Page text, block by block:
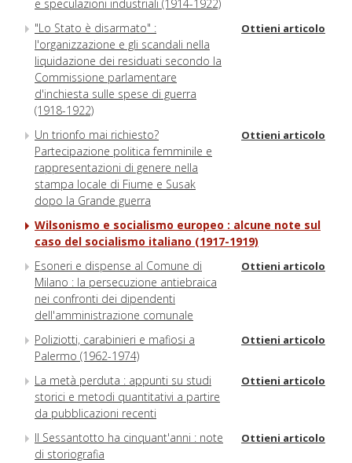
e speculazioni industriali (1914-1922)
"Lo Stato è disarmato" :
l'organizzazione e gli scandali nella
liquidazione dei residuati secondo la
Commissione parlamentare
d'inchiesta sulle spese di guerra
(1918-1922)
Ottieni articolo
Un trionfo mai richiesto?
Partecipazione politica femminile e
rappresentazioni di genere nella
stampa locale di Fiume e Susak
dopo la Grande guerra
Ottieni articolo
Wilsonismo e socialismo europeo : alcune note sul
caso del socialismo italiano (1917-1919)
Esoneri e dispense al Comune di
Milano : la persecuzione antiebraica
nei confronti dei dipendenti
dell'amministrazione comunale
Ottieni articolo
Poliziotti, carabinieri e mafiosi a
Palermo (1962-1974)
Ottieni articolo
La metà perduta : appunti su studi
storici e metodi quantitativi a partire
da pubblicazioni recenti
Ottieni articolo
Il Sessantotto ha cinquant'anni : note
di storiografia
Ottieni articolo